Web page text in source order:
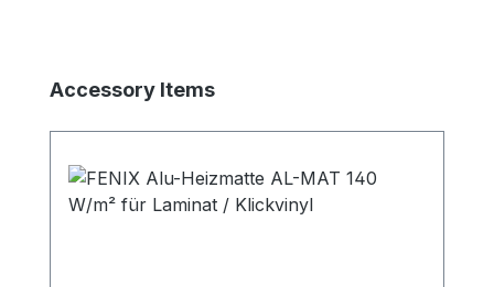
Produktgalerie überspringen
Accessory Items